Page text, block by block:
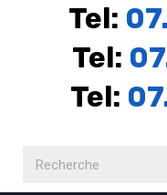
Tel:
Tel:
Tel: